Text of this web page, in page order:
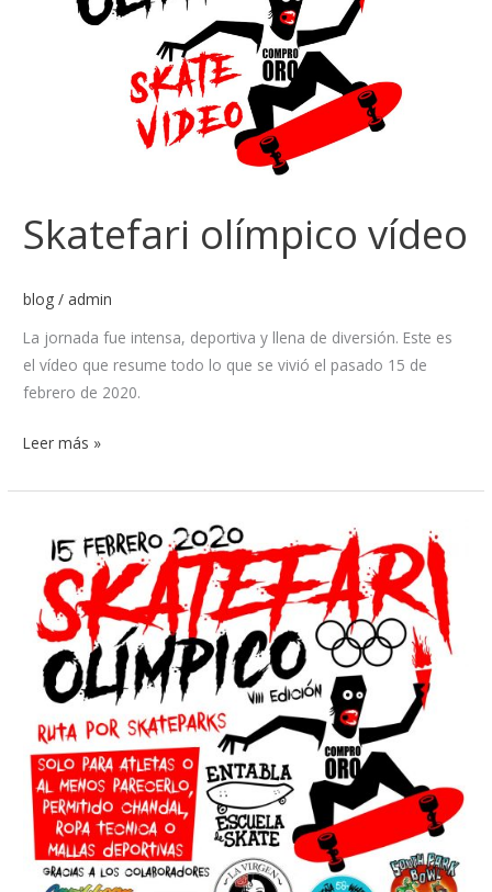
Skatefari olímpico vídeo
blog / admin
La jornada fue intensa, deportiva y llena de diversión. Este es
el vídeo que resume todo lo que se vivió el pasado 15 de
febrero de 2020.
Leer más »
olímpico